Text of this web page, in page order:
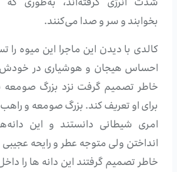
شدت انرژی گرفته‌اند، به‌طوری
بخوابند و سر و صدا می‌کنند.
کالدی با دیدن این ماجرا این میوه
احساس هیجان و هوشیاری در
خاطر تصمیم گرفت نزد بزرگ صومعه‌
برای او تعریف کند. بزرگ صومعه و
امری شیطانی دانستند و این
انداختن ولی متوجه عطر و رایحه
خاطر تصمیم گرفتند این دانه ها را